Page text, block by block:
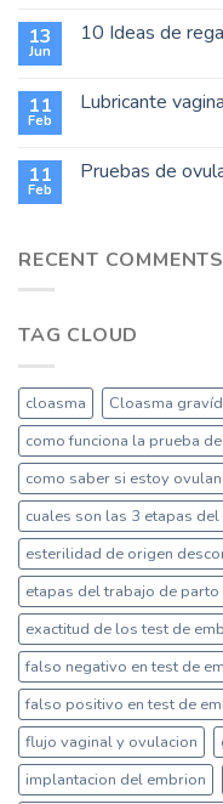
13
Jun
10 Ideas de
11
Feb
Lubricante
11
Feb
Pruebas de
RECENT COMMENTS
TAG CLOUD
cloasma
Cloasma
como funciona la prueba
como saber si estoy
cuales son las 3 etapas
esterilidad de origen
etapas del trabajo de
exactitud de los test de
falso negativo en test de
falso positivo en test de
flujo vaginal y ovulacion
implantacion del embrion